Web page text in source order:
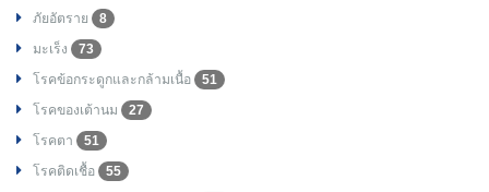
ภัยอัตราย
8
มะเร็ง
73
โรคข้อกระดูกและกล้ามเนื้อ
51
โรคของเต้านม
27
โรคตา
51
โรคติดเชื้อ
55